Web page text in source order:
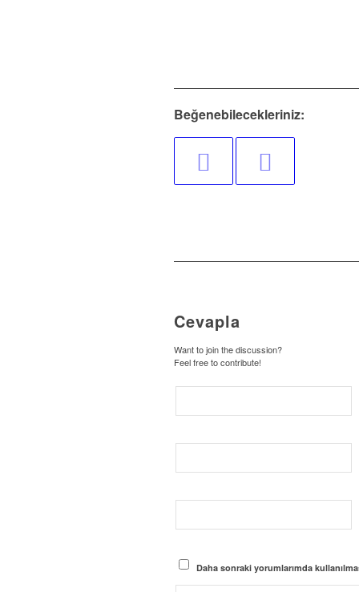
Beğenebilecekleriniz:
Cevapla
Want to join the discussion?
Feel free to contribute!
Daha sonraki yorumlarımda